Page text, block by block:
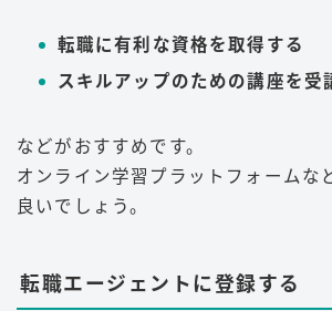
転職に有利な資格を取得する
スキルアップのための講座を受
などがおすすめです。
オンライン学習プラットフォームな
良いでしょう。
転職エージェントに登録する